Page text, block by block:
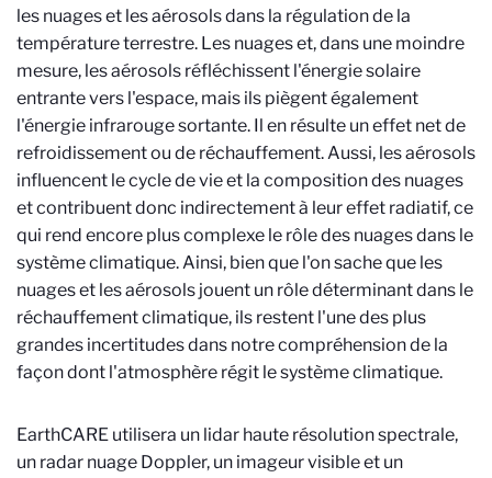
les nuages et les aérosols dans la régulation de la
température terrestre. Les nuages et, dans une moindre
mesure, les aérosols réfléchissent l'énergie solaire
entrante vers l'espace, mais ils piègent également
l'énergie infrarouge sortante. Il en résulte un effet net de
refroidissement ou de réchauffement. Aussi, les aérosols
influencent le cycle de vie et la composition des nuages
et contribuent donc indirectement à leur effet radiatif, ce
qui rend encore plus complexe le rôle des nuages dans le
système climatique. Ainsi, bien que l'on sache que les
nuages et les aérosols jouent un rôle déterminant dans le
réchauffement climatique, ils restent l'une des plus
grandes incertitudes dans notre compréhension de la
façon dont l'atmosphère régit le système climatique.
EarthCARE utilisera un lidar haute résolution spectrale,
un radar nuage Doppler, un imageur visible et un